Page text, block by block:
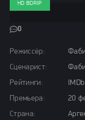
Режиссёр:
Сценарист:
Рейтинги:
Премьера:
20
Страна:
0
HD BDRIP